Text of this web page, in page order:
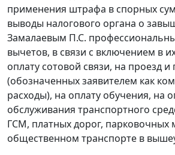
применения штрафа в спорных
выводы налогового органа о
Замалаевым П.С.
вычетов, в связи с включением в
оплату сотовой связи, на проезд
(обозначенных заявителем как
расходы), на оплату обучения, на
обслуживания транспортного
ГСМ, платных дорог, парковочных
общественном транспорте в